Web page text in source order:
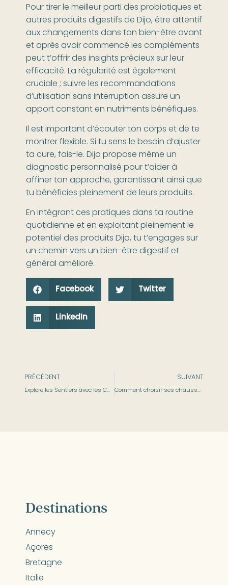
Pour tirer le meilleur parti des probiotiques et
autres produits digestifs de Dijo, être attentif
aux changements dans ton bien-être avant
et après avoir commencé les compléments
peut t’offrir des insights précieux sur leur
efficacité. La régularité est également
cruciale ; suivre les recommandations
d’utilisation sans interruption assure un
apport constant en nutriments bénéfiques.
Il est important d’écouter ton corps et de te
montrer flexible. Si tu sens le besoin d’ajuster
ta cure, fais-le. Dijo propose même un
diagnostic personnalisé pour t’aider à
affiner ton approche, garantissant ainsi que
tu bénéficies pleinement de leurs produits.
En intégrant ces pratiques dans ta routine
quotidienne et en exploitant pleinement le
potentiel des produits Dijo, tu t’engages sur
un chemin vers un bien-être digestif et
général amélioré.
Facebook Twitter
LinkedIn
PRÉCÉDENT
Explore les Sentiers avec les Chaussures de Trail adidas
SUIVANT
Comment choisir ses chaussures de trail ?
Destinations
Annecy
Açores
Bretagne
Italie